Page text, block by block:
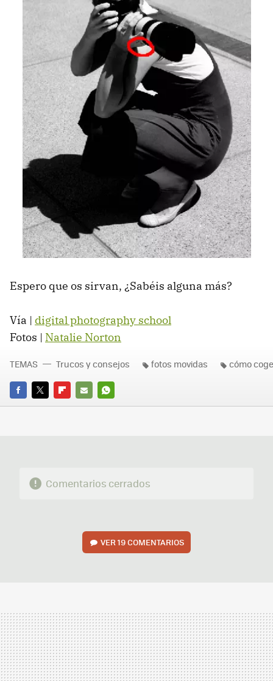
Espero que os sirvan, ¿Sabéis alguna más?
Vía | digital photography school
Fotos | Natalie Norton
FACEBOOK
TWITTERFLIPBOARD
E-
WHATSAPP
TEMAS Trucos y consejos fotos movidas cómo
Comentarios cerrados
VER19 COMENTARIOS